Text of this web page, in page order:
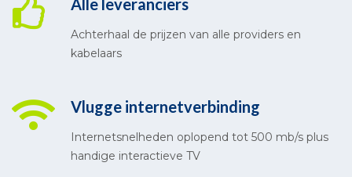
Alle leveranciers
Achterhaal de prijzen van alle providers en
kabelaars
Vlugge internetverbinding
Internetsnelheden oplopend tot 500 mb/s plus
handige interactieve TV